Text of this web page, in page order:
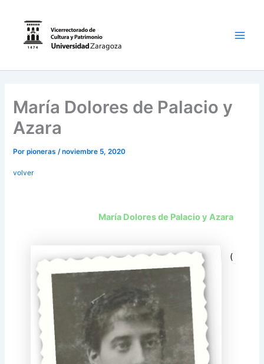
contenido
María Dolores de Palacio y
Azara
Porpioneras/noviembre 5, 2020
volver
María Dolores de Palacio y Azara
(